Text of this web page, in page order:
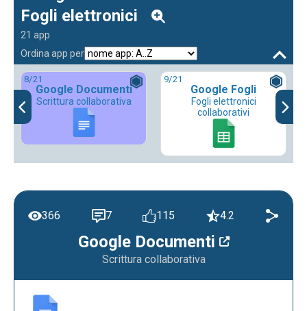
Fogli elettronici
21 app
Ordina app per
8/21
Google Documenti
Scrittura collaborativa
9/21
Google Fogli
Fogli elettronici
collaborativi
Google Documenti
Scrittura collaborativa
366 7 115 4.2